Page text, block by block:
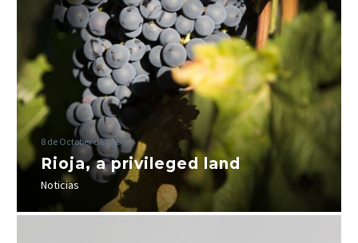
8 de October de 2020
Rioja, a privileged land
Noticias